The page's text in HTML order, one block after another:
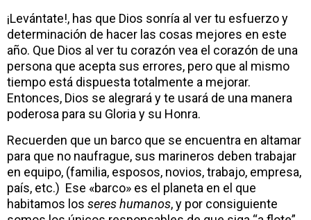
¡Levántate!, has que Dios sonría al ver tu esfuerzo y
determinación de hacer las cosas mejores en este
año. Que Dios al ver tu corazón vea el corazón de una
persona que acepta sus errores, pero que al mismo
tiempo está dispuesta totalmente a mejorar.
Entonces, Dios se alegrará y te usará de una manera
poderosa para su Gloria y su Honra.
Recuerden que un barco que se encuentra en altamar
para que no naufrague, sus marineros deben trabajar
en equipo, (familia, esposos, novios, trabajo, empresa,
país, etc.) Ese «barco» es el planeta en el que
habitamos los seres humanos, y por consiguiente